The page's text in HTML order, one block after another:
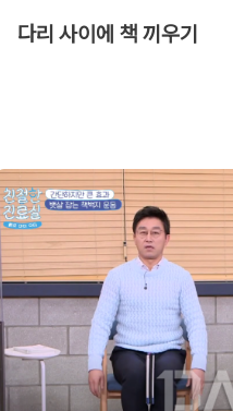
다리 사이에 책 끼우기